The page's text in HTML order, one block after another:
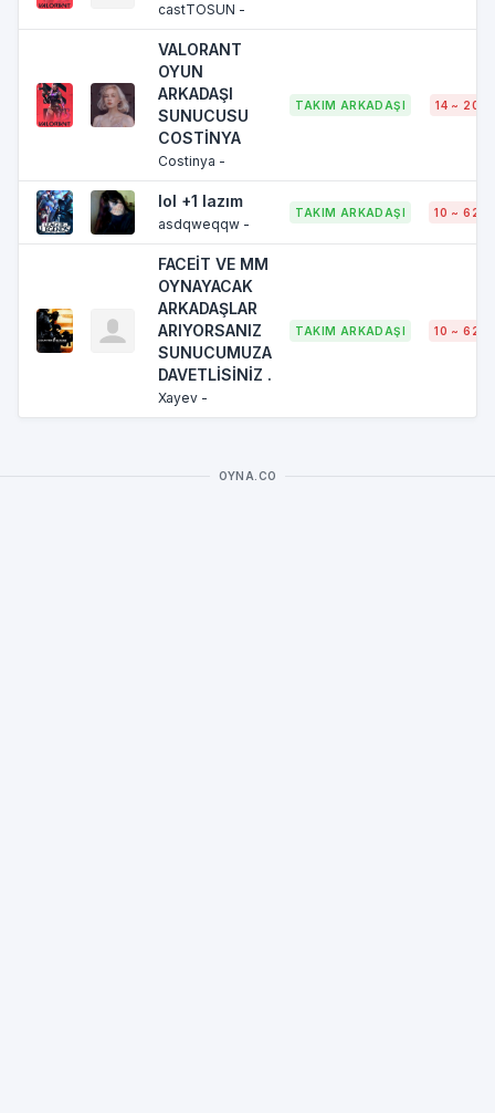
castTOSUN -
VALORANT
OYUN
ARKADAŞI
SUNUCUSU
COSTİNYA
Costinya -
TAKIM ARKADAŞI 14 ~ 20
lol +1 lazım
asdqweqqw -
TAKIM ARKADAŞI 10 ~ 62
FACEİT VE MM
OYNAYACAK
ARKADAŞLAR
ARIYORSANIZ
SUNUCUMUZA
DAVETLİSİNİZ .
Xayev -
TAKIM ARKADAŞI 10 ~ 62
OYNA.CO